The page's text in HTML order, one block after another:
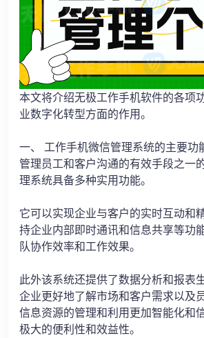
本文将介绍无极工作手机软件的各项
业数字化转型方面的作用。
一、 工作手机微信管理系统的主要功
管理员工和客户沟通的有效手段之一
理系统具备多种实用功能。
它可以实现企业与客户的实时互动和
持企业内部即时通讯和信息共享等功
队协作效率和工作效果。
此外该系统还提供了数据分析和报表
企业更好地了解市场和客户需求以及
信息资源的管理和利用更加智能化和
极大的便利性和效益性。